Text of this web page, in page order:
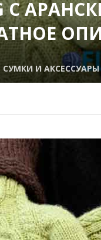
С
СУМКИ И АКСЕССУАРЫ